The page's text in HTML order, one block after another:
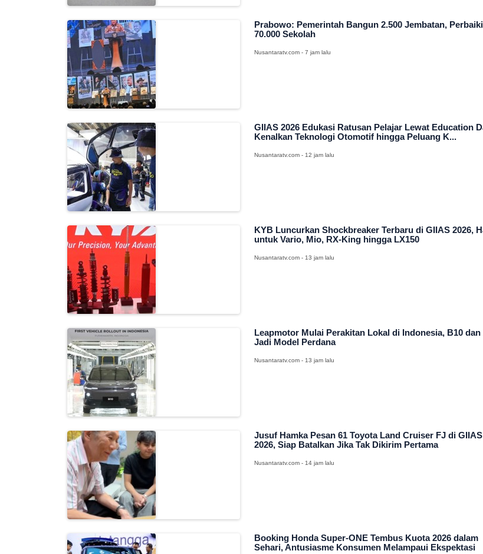
Prabowo: Pemerintah Bangun 2.500 Jembatan, Perbaiki
70.000 Sekolah
Nusantaratv.com - 7 jam lalu
GIIAS 2026 Edukasi Ratusan Pelajar Lewat Education
Kenalkan Teknologi Otomotif hingga Peluang K...
Nusantaratv.com - 12 jam lalu
KYB Luncurkan Shockbreaker Terbaru di GIIAS 2026,
untuk Vario, Mio, RX-King hingga LX150
Nusantaratv.com - 13 jam lalu
Leapmotor Mulai Perakitan Lokal di Indonesia, B10 dan
Jadi Model Perdana
Nusantaratv.com - 13 jam lalu
Jusuf Hamka Pesan 61 Toyota Land Cruiser FJ di GIIAS
2026, Siap Batalkan Jika Tak Dikirim Pertama
Nusantaratv.com - 14 jam lalu
Booking Honda Super-ONE Tembus Kuota 2026 dalam
Sehari, Antusiasme Konsumen Melampaui Ekspektasi